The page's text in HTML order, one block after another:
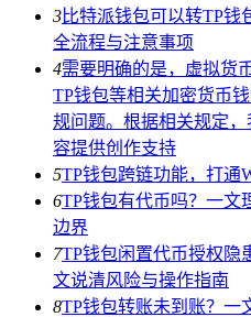
3比特派钱包可以转TP钱
全流程与注意事项
4需要明确的是，虚拟货
TP钱包等相关加密货币
规问题。根据相关规定
容提供创作支持
5TP钱包跨链功能，打通
6TP钱包有代币吗？一文
边界
7TP钱包闲置代币授权隐
文说清风险与操作指南
8TP钱包转账未到账？一